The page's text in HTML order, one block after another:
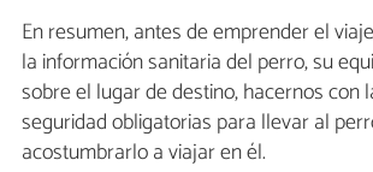
En resumen, antes de emprender el
la información sanitaria del perro, su
sobre el lugar de destino, hacernos con
seguridad obligatorias para llevar al
acostumbrarlo a viajar en él.